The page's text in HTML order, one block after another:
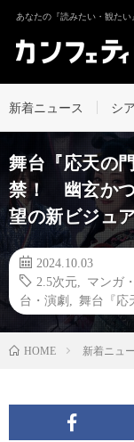
あなたの『読みたい・観たい
新着ニュース シ
舞台『応天の
禁！ 幽玄か
望の新ビジュ
2024.10.03
2.5次元
マンガ
台・演劇
舞台『応
HOME 新着ニュ